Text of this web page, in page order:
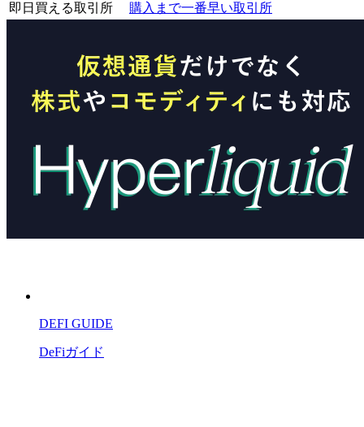
即日買える取引所
購入まで一番早い取引所
DEFI GUIDE
DeFiガイド